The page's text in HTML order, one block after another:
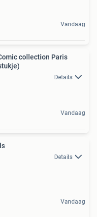
Vandaag
collection Paris
Details
Vandaag
Details
Vandaag